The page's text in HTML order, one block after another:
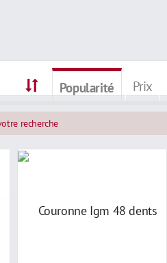
Popularité Prix
recherche